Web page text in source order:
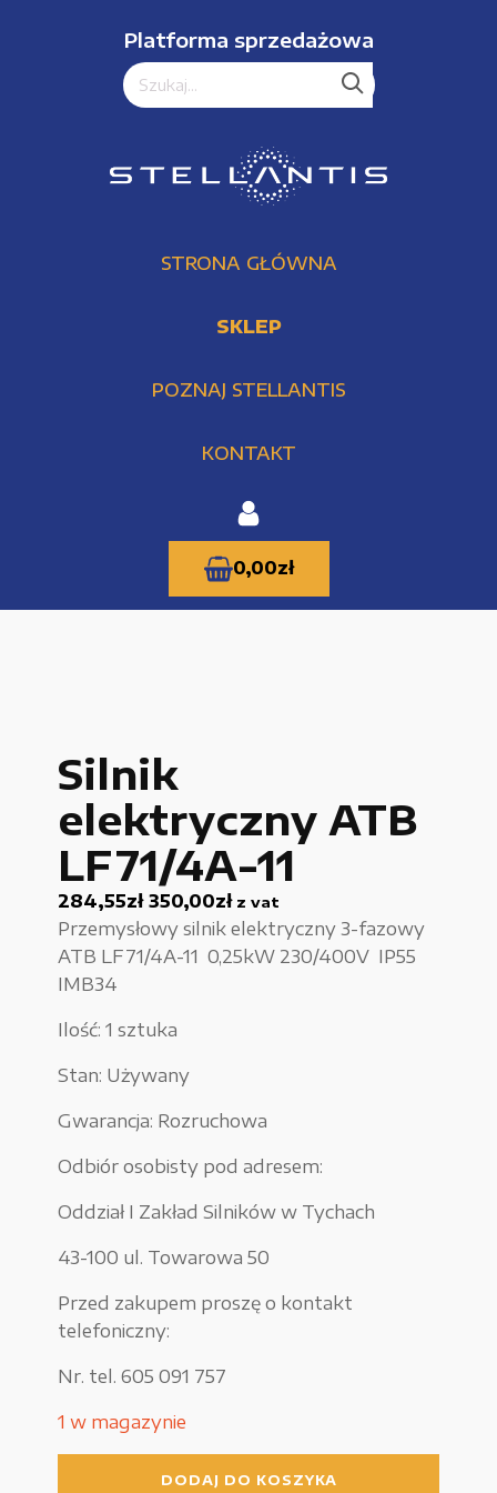
Platforma sprzedażowa
STRONA GŁÓWNA
SKLEP
POZNAJ STELLANTIS
KONTAKT
0,00zł
Części zamienne do urządzeń i narzędzi
Kable i przewody
Maszyny i urządzenia produkcujne
Materiały budowlane
Nowe części zamienne
Pompy i przekładnie
Urządzenia elektryczne
Urządzenia pneumatyczne i hydrauliczne
Używane narzędzia warsztatowe
Pozostałe
WYPRZEDAŻE
Polityka Prywatności
Silnik
elektryczny ATB
LF71/4A-11
284,55zł 350,00złz vat
Przemysłowy silnik elektryczny 3-fazowy
ATB LF71/4A-11 0,25kW 230/400V IP55
IMB34
Ilość: 1 sztuka
Stan: Używany
Gwarancja: Rozruchowa
Odbiór osobisty pod adresem:
Oddział I Zakład Silników w Tychach
43-100 ul. Towarowa 50
Przed zakupem proszę o kontakt
telefoniczny:
Nr. tel. 605 091 757
1 w magazynie
DODAJ DO KOSZYKA